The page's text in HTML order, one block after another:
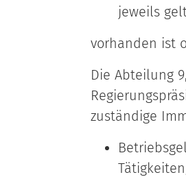
jeweils
vorhanden ist
Die Abteilung
zuständige